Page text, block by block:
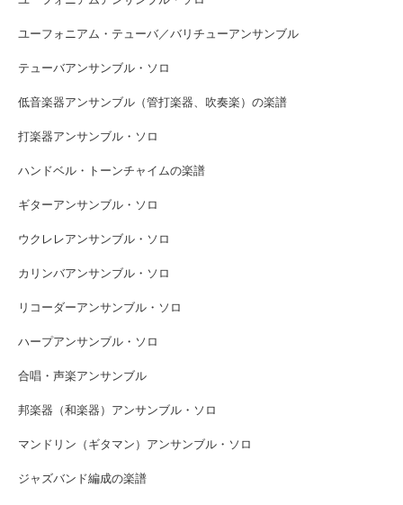
ユーフォニアム・テューバ／バリチューアンサンブル
テューバアンサンブル・ソロ
低音楽器アンサンブル（管打楽器、吹奏楽）の楽譜
打楽器アンサンブル・ソロ
ハンドベル・トーンチャイムの楽譜
ギターアンサンブル・ソロ
ウクレレアンサンブル・ソロ
カリンバアンサンブル・ソロ
リコーダーアンサンブル・ソロ
ハープアンサンブル・ソロ
合唱・声楽アンサンブル
邦楽器（和楽器）アンサンブル・ソロ
マンドリン（ギタマン）アンサンブル・ソロ
ジャズバンド編成の楽譜